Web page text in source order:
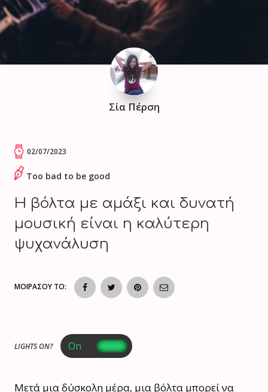
Σία Πέρση
02/07/2023
Too bad to be good
Η βόλτα με αμάξι και δυνατή
μουσική είναι η καλύτερη
ψυχανάλυση
ΜΟΙΡΑΣΟΥ ΤΟ:
LIGHTS ON?
Μετά μια δύσκολη μέρα, μια βόλτα μπορεί να